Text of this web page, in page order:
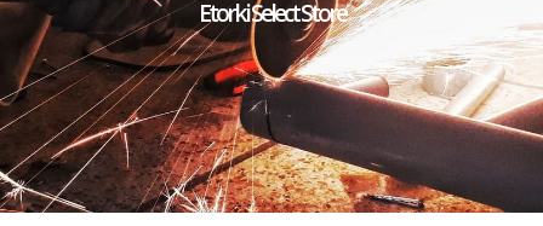
Etorki Select Store